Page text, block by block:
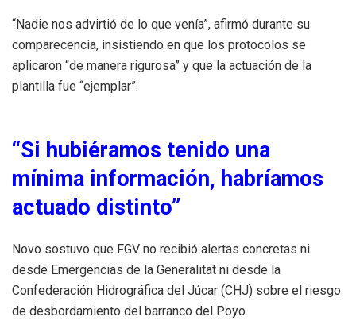
“Nadie nos advirtió de lo que venía”, afirmó durante su
comparecencia, insistiendo en que los protocolos se
aplicaron “de manera rigurosa” y que la actuación de la
plantilla fue “ejemplar”.
“Si hubiéramos tenido una
mínima información, habríamos
actuado distinto”
Novo sostuvo que FGV no recibió alertas concretas ni
desde Emergencias de la Generalitat ni desde la
Confederación Hidrográfica del Júcar (CHJ) sobre el riesgo
de desbordamiento del barranco del Poyo.